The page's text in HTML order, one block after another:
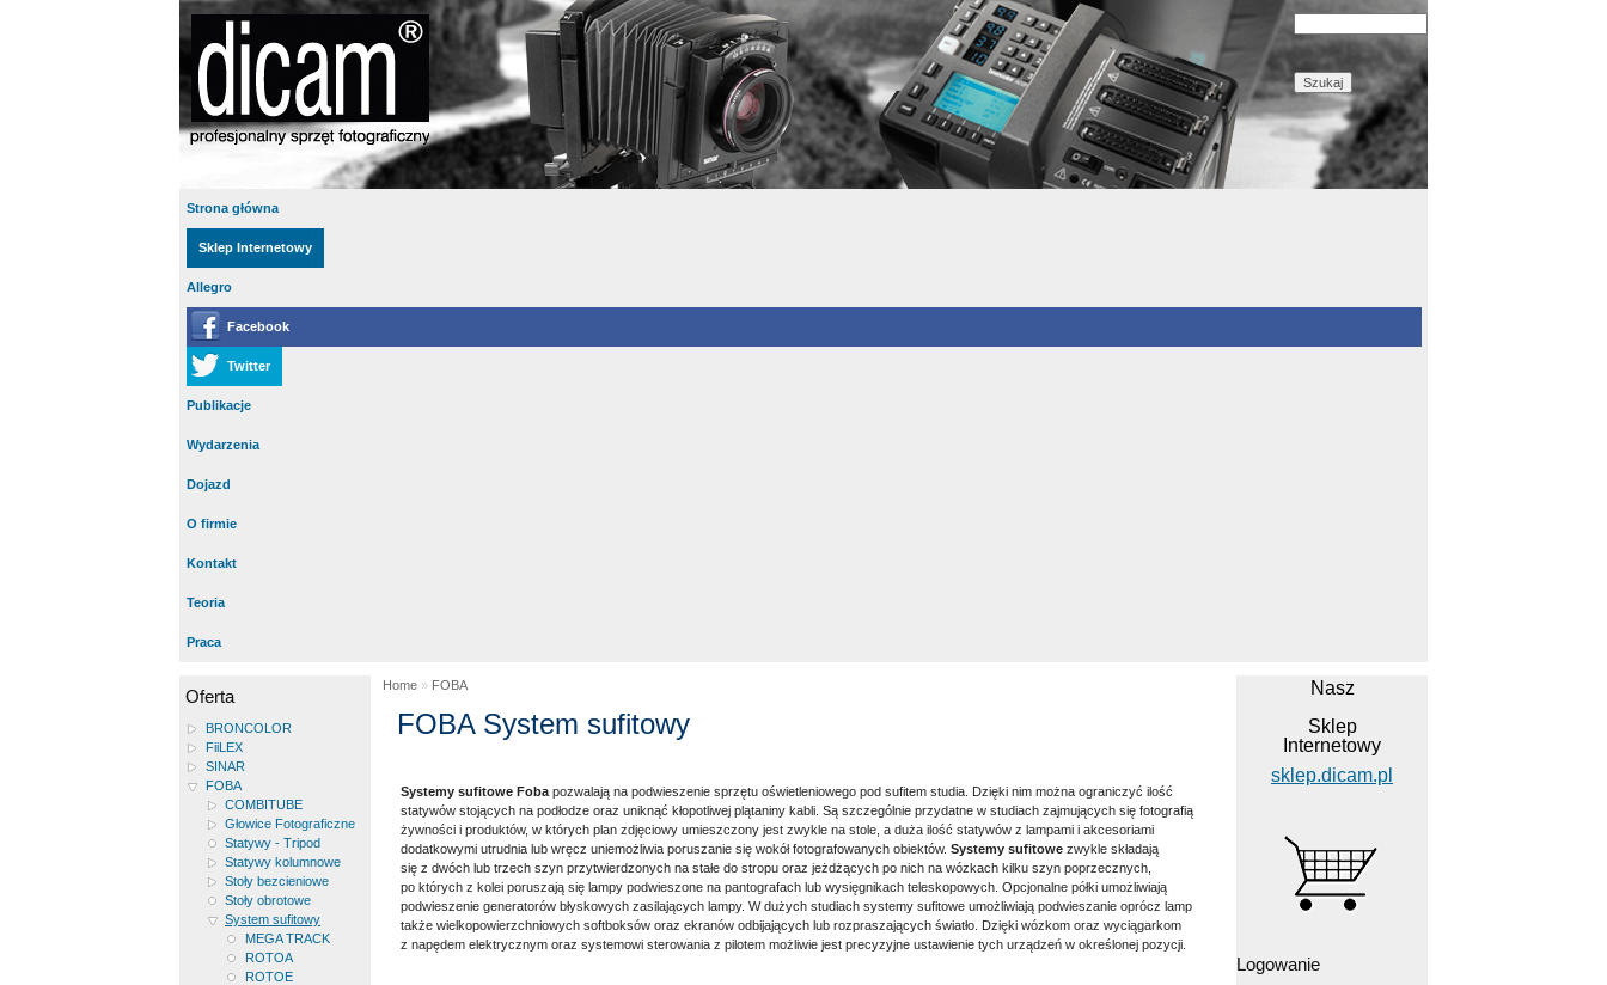
Strona główna
Sklep Internetowy
Allegro
Facebook
Twitter
Publikacje
Wydarzenia
Dojazd
O firmie
Kontakt
Teoria
Praca
Oferta
BRONCOLOR
FiiLEX
SINAR
FOBA
COMBITUBE
Głowice Fotograficzne
Statywy - Tripod
Statywy kolumnowe
Stoły bezcieniowe
Stoły obrotowe
System sufitowy
MEGA TRACK
ROTOA
ROTOE
Home » FOBA
FOBA System sufitowy
Systemy sufitowe Foba pozwalają na podwieszenie sprzętu oświetleniowego pod sufitem studia. Dzięki nim można ograniczyć ilość
statywów stojących na podłodze oraz uniknąć kłopotliwej plątaniny kabli. Są szczególnie przydatne w studiach zajmujących się fotografią
żywności i produktów, w których plan zdjęciowy umieszczony jest zwykle na stole, a duża ilość statywów z lampami i akcesoriami
dodatkowymi utrudnia lub wręcz uniemożliwia poruszanie się wokół fotografowanych obiektów. Systemy sufitowe zwykle składają
się z dwóch lub trzech szyn przytwierdzonych na stałe do stropu oraz jeżdżących po nich na wózkach kilku szyn poprzecznych,
po których z kolei poruszają się lampy podwieszone na pantografach lub wysięgnikach teleskopowych. Opcjonalne półki umożliwiają
podwieszenie generatorów błyskowych zasilających lampy. W dużych studiach systemy sufitowe umożliwiają podwieszanie oprócz lamp
także wielkopowierzchniowych softboksów oraz ekranów odbijających lub rozpraszających światło. Dzięki wózkom oraz wyciągarkom
z napędem elektrycznym oraz systemowi sterowania z pilotem możliwie jest precyzyjne ustawienie tych urządzeń w określonej pozycji.
Nasz
Sklep
Internetowy
sklep.dicam.pl
Logowanie